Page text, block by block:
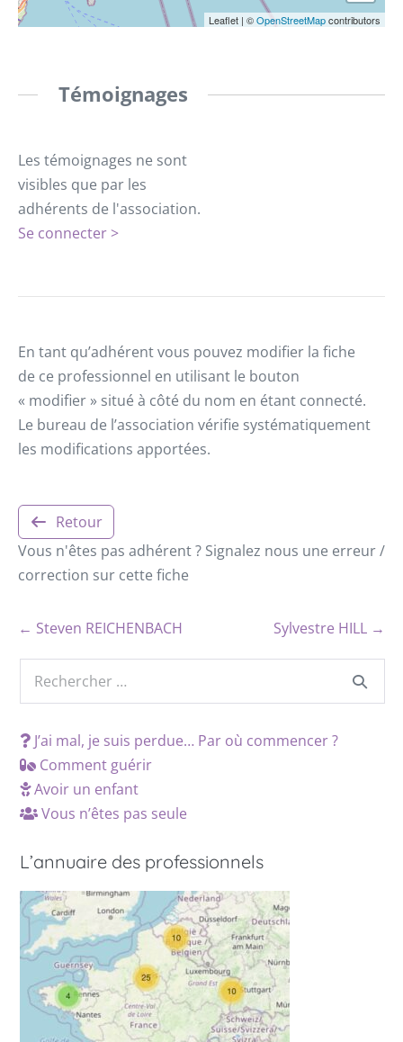
Leaflet | ©OpenStreetMapcontributors
Témoignages
Les témoignages ne sont
visibles que par les
adhérents de l'association.
Se connecter >
En tant qu’adhérent vous pouvez modifier la fiche
de ce professionnel en utilisant le bouton
« modifier » situé à côté du nom en étant connecté.
Le bureau de l’association vérifie systématiquement
les modifications apportées.
Retour
Vous n'êtes pas adhérent ? Signalez nous une erreur /
correction sur cette fiche
← Steven REICHENBACH Sylvestre HILL →
J’ai mal, je suis perdue… Par où commencer ?
Comment guérir
Avoir un enfant
Vous n’êtes pas seule
L’annuaire des professionnels